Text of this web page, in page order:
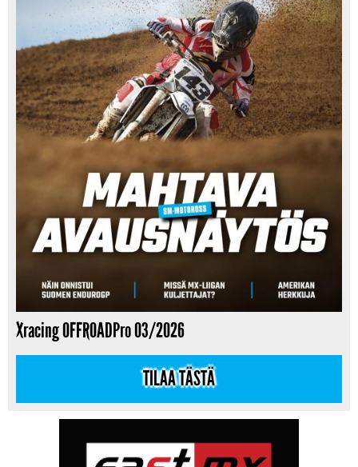
Xracing OFFROADPro 03/2026
TILAA TÄSTÄ